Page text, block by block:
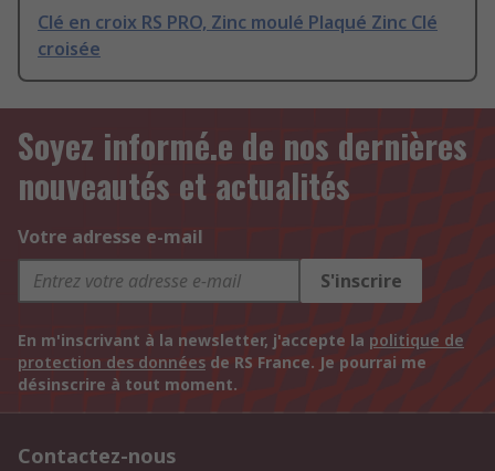
Clé en croix RS PRO, Zinc moulé Plaqué Zinc Clé
croisée
Soyez informé.e de nos dernières
nouveautés et actualités
Votre adresse e-mail
S'inscrire
En m'inscrivant à la newsletter, j'accepte la politique de
protection des données de RS France. Je pourrai me
désinscrire à tout moment.
Contactez-nous